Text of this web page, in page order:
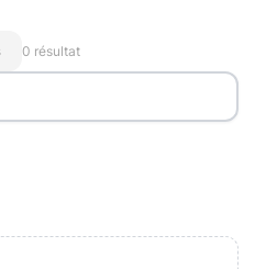
0 résultat